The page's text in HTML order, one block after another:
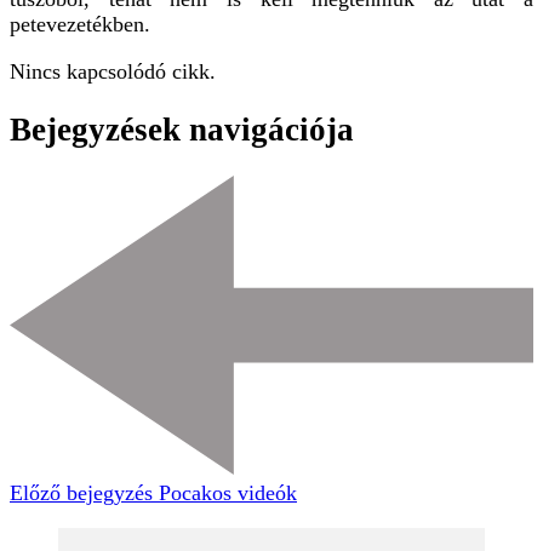
petevezetékben.
Nincs kapcsolódó cikk.
Bejegyzések navigációja
Előző bejegyzés Pocakos videók